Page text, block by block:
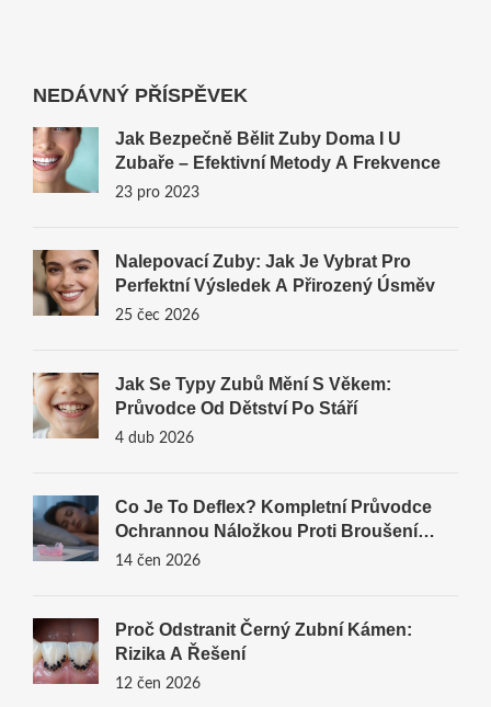
NEDÁVNÝ PŘÍSPĚVEK
Jak Bezpečně Bělit Zuby Doma I U
Zubaře – Efektivní Metody A Frekvence
23 pro 2023
Nalepovací Zuby: Jak Je Vybrat Pro
Perfektní Výsledek A Přirozený Úsměv
25 čec 2026
Jak Se Typy Zubů Mění S Věkem:
Průvodce Od Dětství Po Stáří
4 dub 2026
Co Je To Deflex? Kompletní Průvodce
Ochrannou Náložkou Proti Broušení
Zubů
14 čen 2026
Proč Odstranit Černý Zubní Kámen:
Rizika A Řešení
12 čen 2026